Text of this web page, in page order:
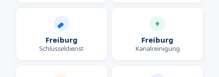
Freiburg
Schlüsseldienst
Freiburg
Kanalreinigung